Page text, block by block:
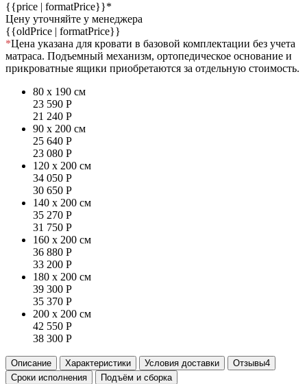
{{price | formatPrice}}*
Цену уточняйте у менеджера
{{oldPrice | formatPrice}}
*Цена указана для кровати в базовой комплектации без учета
матраса. Подъемный механизм, ортопедическое основание и
прикроватные ящики приобретаются за отдельную стоимость.
80 x 190 см
23 590 Р
21 240 Р
90 x 200 см
25 640 Р
23 080 Р
120 x 200 см
34 050 Р
30 650 Р
140 x 200 см
35 270 Р
31 750 Р
160 x 200 см
36 880 Р
33 200 Р
180 x 200 см
39 300 Р
35 370 Р
200 x 200 см
42 550 Р
38 300 Р
Описание Характеристики Условия доставки Отзывы4
Сроки исполнения
Подъём и сборка